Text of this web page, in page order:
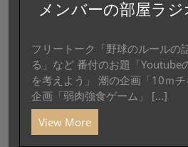
メンバーの部屋ラジ
フリートーク「野球のルールの
る」など 番付のお題「Youtube
を考えよう」 潮の企画「10ｍ
企画「弱肉強食ゲーム」 [...]
View More